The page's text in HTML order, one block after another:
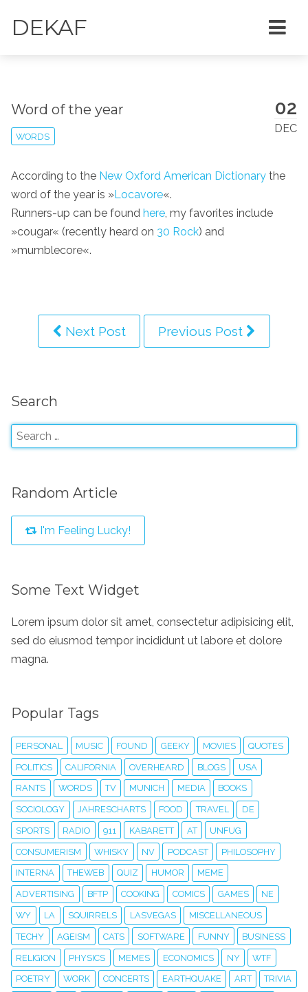
DEKAF
02
DEC
Word of the year
WORDS
According to the New Oxford American Dictionary the
word of the year is »Locavore«.
Runners-up can be found here , my favorites include
»cougar« (recently heard on 30 Rock) and
»mumblecore«.
Next Post Previous Post
Search
Random Article
I'm Feeling Lucky!
Some Text Widget
Lorem ipsum dolor sit amet, consectetur adipisicing elit,
sed do eiusmod tempor incididunt ut labore et dolore
magna.
Popular Tags
PERSONAL MUSIC FOUND GEEKY MOVIES QUOTES
POLITICS CALIFORNIA OVERHEARD BLOGS USA
RANTS WORDS TV MUNICH MEDIA BOOKS
SOCIOLOGY JAHRESCHARTS FOOD TRAVEL DE
SPORTS RADIO 911 KABARETT AT UNFUG
CONSUMERISM WHISKY NV PODCAST PHILOSOPHY
INTERNA THEWEB QUIZ HUMOR MEME
ADVERTISING BFTP COOKING COMICS GAMES NE
WY LA SQUIRRELS LASVEGAS MISCELLANEOUS
TECHY AGEISM CATS SOFTWARE FUNNY BUSINESS
RELIGION PHYSICS MEMES ECONOMICS NY WTF
POETRY WORK CONCERTS EARTHQUAKE ART TRIVIA